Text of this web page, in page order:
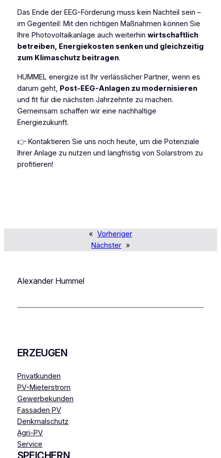
Das Ende der EEG-Förderung muss kein Nachteil sein –
im Gegenteil: Mit den richtigen Maßnahmen können Sie
Ihre Photovoltaikanlage auch weiterhin wirtschaftlich
betreiben, Energiekosten senken und gleichzeitig
zum Klimaschutz beitragen.
HUMMEL energize ist Ihr verlässlicher Partner, wenn es
darum geht, Post-EEG-Anlagen zu modernisieren
und fit für die nächsten Jahrzehnte zu machen.
Gemeinsam schaffen wir eine nachhaltige
Energiezukunft.
👉 Kontaktieren Sie uns noch heute, um die Potenziale
Ihrer Anlage zu nutzen und langfristig von Solarstrom zu
profitieren!
« Vorheriger
Nächster »
Alexander Hummel
ERZEUGEN
Privatkunden
PV-Mieterstrom
Gewerbekunden
Fassaden PV
Denkmalschutz
Agri-PV
Service
SPEICHERN